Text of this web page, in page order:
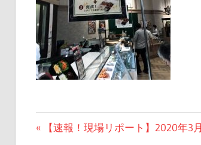
投
前【速報！現場リポート】2020年3